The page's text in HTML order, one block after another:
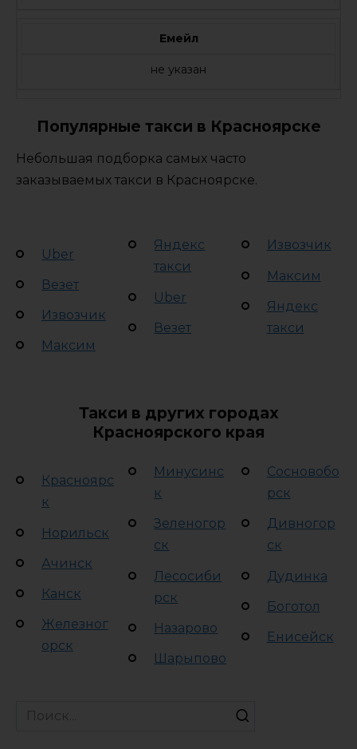
Емейл
не указан
Популярные такси в Красноярске
Небольшая подборка самых часто
заказываемых такси в Красноярске.
Uber
Везет
Извозчик
Максим
Яндекс
такси
Uber
Везет
Извозчик
Максим
Яндекс
такси
Такси в других городах
Красноярского края
Красноярс
к
Норильск
Ачинск
Канск
Железног
орск
Минусинс
к
Зеленогор
ск
Лесосиби
рск
Назарово
Шарыпово
Сосновобо
рск
Дивногор
ск
Дудинка
Боготол
Енисейск
Search